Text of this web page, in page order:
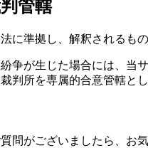
管轄
に準拠し、解釈されるもの
争が生じた場合には、当
判所を専属的合意管轄とし
問がございましたら、お